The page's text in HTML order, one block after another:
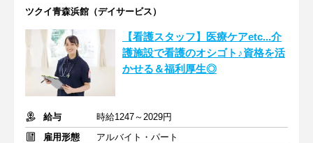
ツクイ青森浜館（デイサービス）
【看護スタッフ】医療ケアetc...介
護施設で看護のオシゴト♪資格を活
かせる＆福利厚生◎
給与
時給1247～2029円
雇用形態
アルバイト・パート